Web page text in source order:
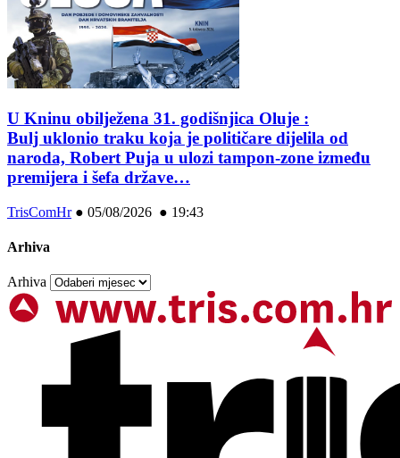
U Kninu obilježena 31. godišnjica Oluje :
Bulj uklonio traku koja je političare dijelila od
naroda, Robert Puja u ulozi tampon-zone između
premijera i šefa države…
TrisComHr● 05/08/2026 ● 19:43
Arhiva
Arhiva